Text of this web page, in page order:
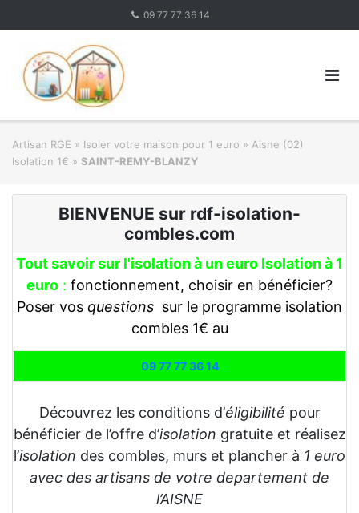
09 77 77 36 14
Artisan RGE » Isoler votre maison pour 1 euro » Aisne (02)
Isolation 1€ » SAINT-REMY-BLANZY
BIENVENUE sur rdf-isolation-
combles.com
Tout savoir sur l'isolation à un euro Isolation à 1
euro : fonctionnement, choisir en bénéficier?
Poser vos questions sur le programme isolation
combles 1€ au
09 77 77 36 14
Découvrez les conditions d’éligibilité pour
bénéficier de l’offre d’isolation gratuite et réalisez
l’isolation des combles, murs et plancher à 1 euro
avec des artisans de votre departement de
l’AISNE